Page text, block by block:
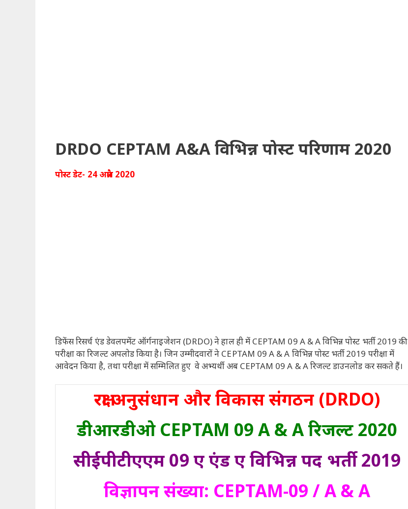
DRDO CEPTAM A&A विभिन्न पोस्ट परिणाम 2020
पोस्ट डेट- 24 अप्रैल 2020
डिफेंस रिसर्च एंड डेवलपमेंट ऑर्गनाइजेशन (DRDO) ने हाल ही में CEPTAM 09 A & A विभिन्न पोस्ट भर्ती 2019 की
परीक्षा का रिजल्ट अपलोड किया है। जिन उम्मीदवारों ने CEPTAM 09 A & A विभिन्न पोस्ट भर्ती 2019 परीक्षा में
आवेदन किया है, तथा परीक्षा में सम्मिलित हुए वे अभ्यर्थी अब CEPTAM 09 A & A रिजल्ट डाउनलोड कर सकते हैं।
रक्षा अनुसंधान और विकास संगठन (DRDO)
डीआरडीओ CEPTAM 09 A & A रिजल्ट 2020
सीईपीटीएएम 09 ए एंड ए विभिन्न पद भर्ती 2019
विज्ञापन संख्या: CEPTAM-09 / A & A